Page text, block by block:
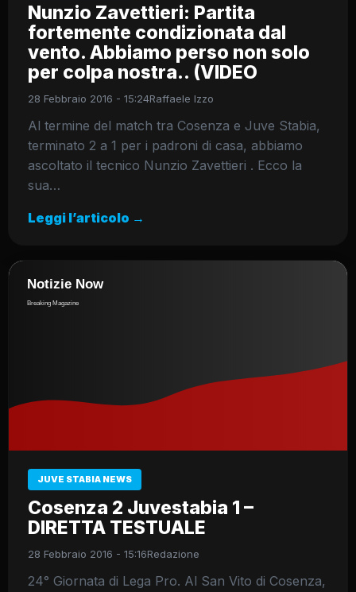
Nunzio Zavettieri: Partita
fortemente condizionata dal
vento. Abbiamo perso non solo
per colpa nostra.. (VIDEO
28 Febbraio 2016 - 15:24Raffaele Izzo
Al termine del match tra Cosenza e Juve Stabia,
terminato 2 a 1 per i padroni di casa, abbiamo
ascoltato il tecnico Nunzio Zavettieri . Ecco la
sua…
Leggi l’articolo →
JUVE STABIA NEWS
Cosenza 2 Juvestabia 1 –
DIRETTA TESTUALE
28 Febbraio 2016 - 15:16Redazione
24° Giornata di Lega Pro. Al San Vito di Cosenza,